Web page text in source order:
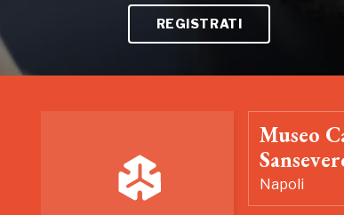
REGISTRATI
Museo
Napoli